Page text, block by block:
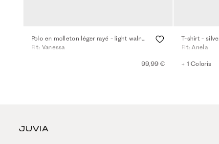
Polo en molleton léger rayé - light walnut
Fit: Vanessa
99,99 €
T-shirt -
Fit: Anela
+ 1 Coloris